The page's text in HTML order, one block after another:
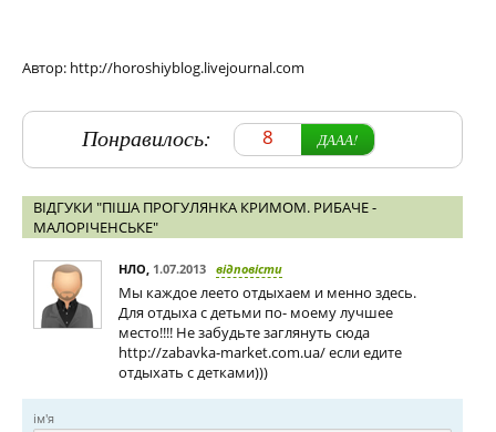
Автор: http://horoshiyblog.livejournal.com
Понравилось: 8 ДААА!
ВІДГУКИ "ПІША ПРОГУЛЯНКА КРИМОМ. РИБАЧЕ -
МАЛОРІЧЕНСЬКЕ"
НЛО, 1.07.2013 відповісти
Мы каждое леето отдыхаем и менно здесь.
Для отдыха с детьми по- моему лучшее
место!!!! Не забудьте заглянуть сюда
http://zabavka-market.com.ua/ если едите
отдыхать с детками)))
ім'я